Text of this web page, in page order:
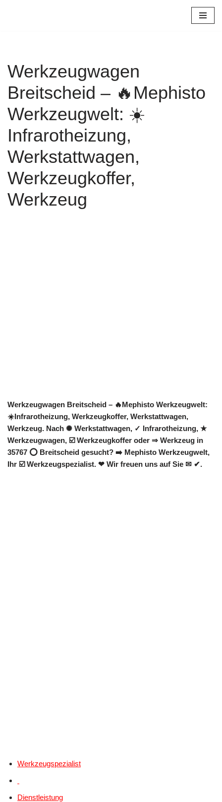
Werkzeugwagen
Breitscheid – 🔥Mephisto
Werkzeugwelt: ☀️
Infrarotheizung,
Werkstattwagen,
Werkzeugkoffer,
Werkzeug
Werkzeugwagen Breitscheid – 🔥Mephisto Werkzeugwelt:
☀️Infrarotheizung, Werkzeugkoffer, Werkstattwagen,
Werkzeug. Nach ✺ Werkstattwagen, ✓ Infrarotheizung, ★
Werkzeugwagen, ☑️ Werkzeugkoffer oder ⇒ Werkzeug in
35767 ⭕ Breitscheid gesucht? ➡️ Mephisto Werkzeugwelt,
Ihr ☑️ Werkzeugspezialist. ❤ Wir freuen uns auf Sie ✉ ✔.
Werkzeugspezialist
Dienstleistung